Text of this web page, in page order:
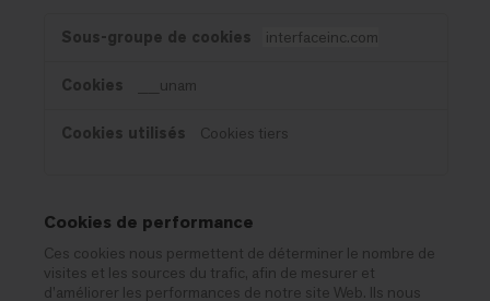
sociaux
interfaceinc.com
__unam
Cookies tiers
Cookies de performance
Ces cookies nous permettent de déterminer le nombre de
visites et les sources du trafic, afin de mesurer et
d’améliorer les performances de notre site Web. Ils nous